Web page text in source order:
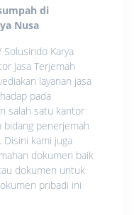
di
Nusa
Solusindo Karya
Jasa Terjemah
layanan jasa
pada
salah satu kantor
penerjemah
kami juga
dokumen baik
dokumen untuk
pribadi ini